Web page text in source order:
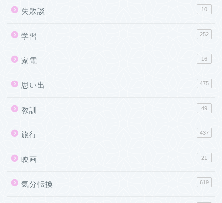
失敗談 10
学習 252
家電 16
思い出 475
教訓 49
旅行 437
映画 21
気分転換 619